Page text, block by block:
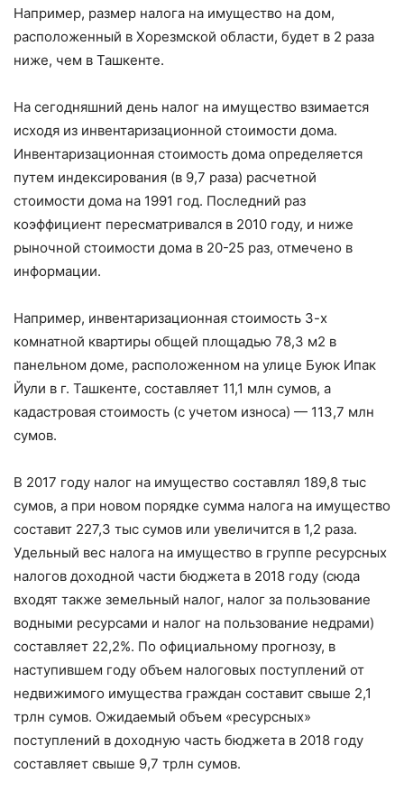
Например, размер налога на имущество на дом,
расположенный в Хорезмской области, будет в 2 раза
ниже, чем в Ташкенте.
На сегодняшний день налог на имущество взимается
исходя из инвентаризационной стоимости дома.
Инвентаризационная стоимость дома определяется
путем индексирования (в 9,7 раза) расчетной
стоимости дома на 1991 год. Последний раз
коэффициент пересматривался в 2010 году, и ниже
рыночной стоимости дома в 20-25 раз, отмечено в
информации.
Например, инвентаризационная стоимость 3-х
комнатной квартиры общей площадью 78,3 м2 в
панельном доме, расположенном на улице Буюк Ипак
Йули в г. Ташкенте, составляет 11,1 млн сумов, а
кадастровая стоимость (с учетом износа) — 113,7 млн
сумов.
В 2017 году налог на имущество составлял 189,8 тыс
сумов, а при новом порядке сумма налога на имущество
составит 227,3 тыс сумов или увеличится в 1,2 раза.
Удельный вес налога на имущество в группе ресурсных
налогов доходной части бюджета в 2018 году (сюда
входят также земельный налог, налог за пользование
водными ресурсами и налог на пользование недрами)
составляет 22,2%. По официальному прогнозу, в
наступившем году объем налоговых поступлений от
недвижимого имущества граждан составит свыше 2,1
трлн сумов. Ожидаемый объем «ресурсных»
поступлений в доходную часть бюджета в 2018 году
составляет свыше 9,7 трлн сумов.